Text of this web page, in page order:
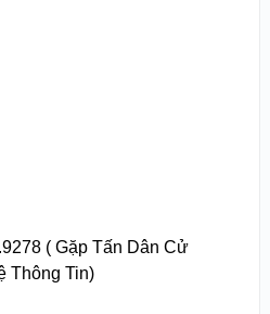
( Gặp Tấn Dân Cử
Thông Tin)